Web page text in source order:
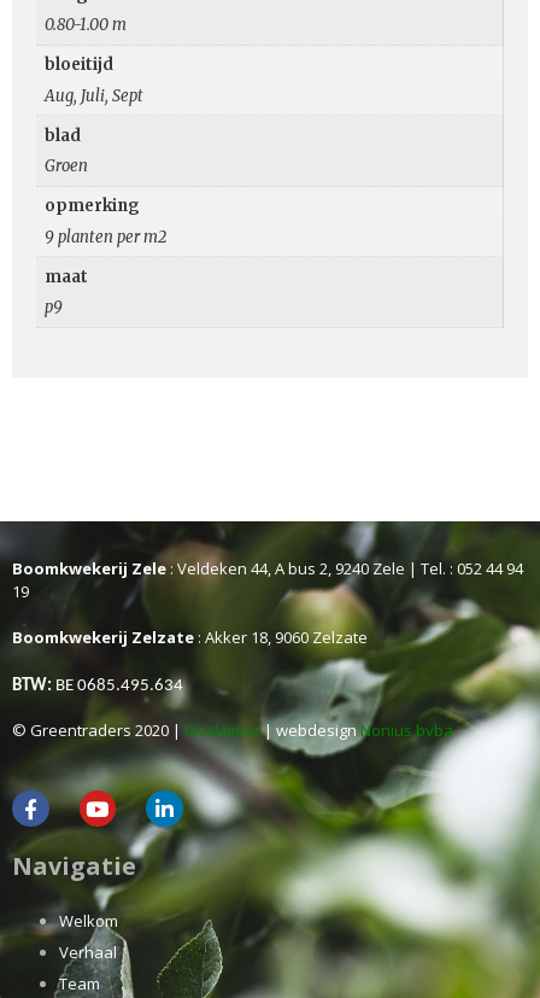
0.80-1.00 m
bloeitijd
Aug, Juli, Sept
blad
Groen
opmerking
9 planten per m2
maat
p9
Boomkwekerij Zele: Veldeken 44, A bus 2, 9240 Zele | Tel. : 052 44 94
19
Boomkwekerij Zelzate : Akker 18, 9060 Zelzate
BTW: BE 0685.495.634
© Greentraders 2020 | Disclaimer| webdesignNonius bvba
Navigatie
Welkom
Verhaal
Team